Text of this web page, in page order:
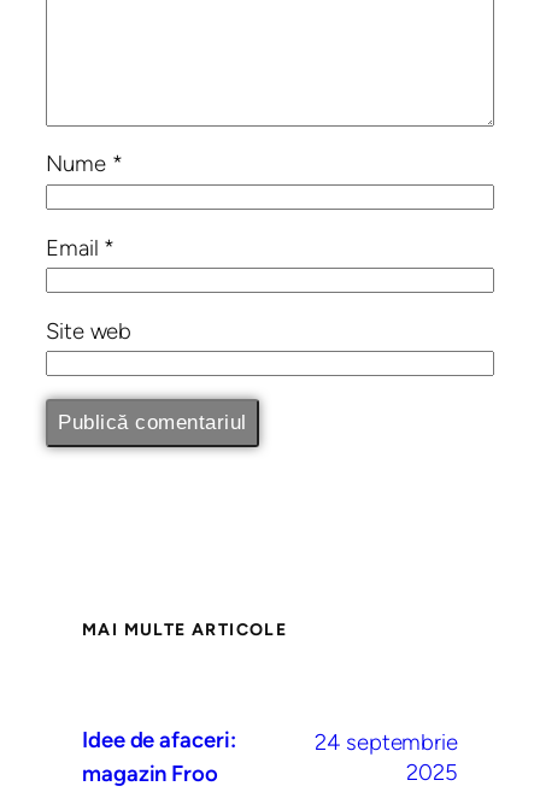
Nume *
Email *
Site web
MAI MULTE ARTICOLE
Idee de afaceri:
magazin Froo
24 septembrie
2025